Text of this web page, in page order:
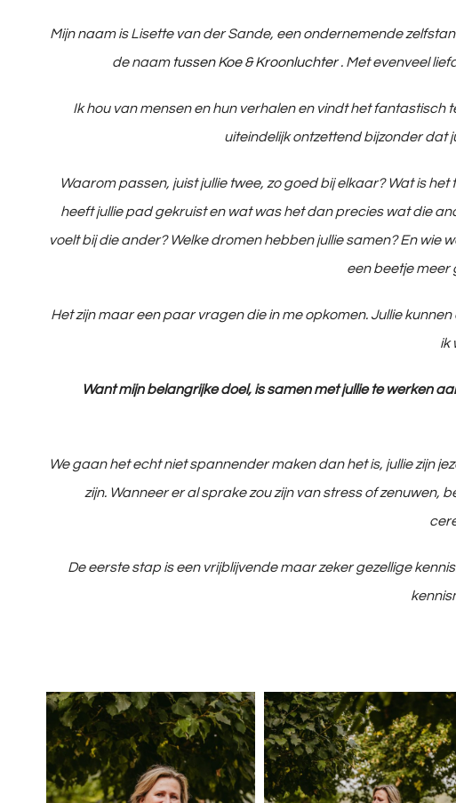
Mijn naam is Lisette van der Sande, een ondernemende
de naam tussen Koe & Kroonluchter. Met evenveel
Ik hou van mensen en hun verhalen en vindt het fantastisch
uiteindelijk ontzettend bijzonder dat
Waarom passen, juist jullie twee, zo goed bij elkaar? Wat is
heeft jullie pad gekruist en wat was het dan precies wat die
voelt bij die ander? Welke dromen hebben jullie samen? En wie
een beetje meer
Het zijn maar een paar vragen die in me opkomen. Jullie
ik
Want mijn belangrijke doel, is samen met jullie te werken
We gaan het echt niet spannender maken dan het is, jullie zijn
zijn. Wanneer er al sprake zou zijn van stress of
De eerste stap is een vrijblijvende maar zeker gezellige